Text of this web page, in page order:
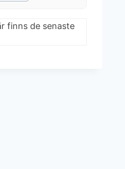
finns de senaste